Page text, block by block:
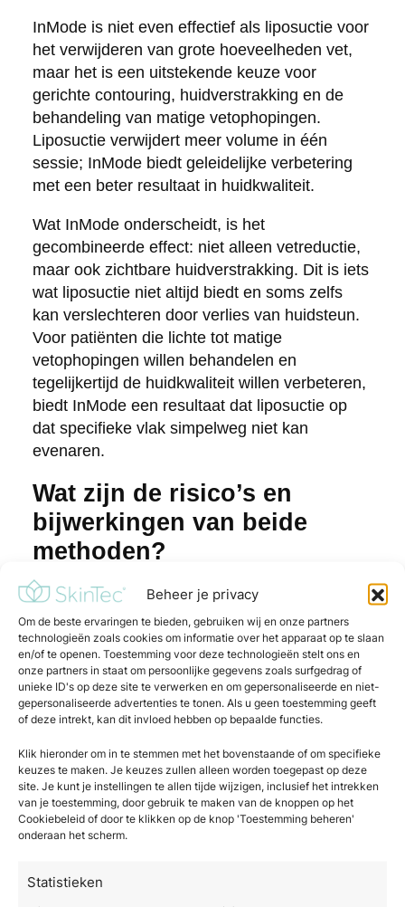
Beheer je privacy
Om de beste ervaringen te bieden, gebruiken wij en onze partners
technologieën zoals cookies om informatie over het apparaat op te slaan
en/of te openen. Toestemming voor deze technologieën stelt ons en
onze partners in staat om persoonlijke gegevens zoals surfgedrag of
unieke ID's op deze site te verwerken en om gepersonaliseerde en niet-
gepersonaliseerde advertenties te tonen. Als u geen toestemming geeft
of deze intrekt, kan dit invloed hebben op bepaalde functies.
Klik hieronder om in te stemmen met het bovenstaande of om specifieke
keuzes te maken. Je keuzes zullen alleen worden toegepast op deze
site. Je kunt je instellingen te allen tijde wijzigen, inclusief het intrekken
van je toestemming, door gebruik te maken van de knoppen op het
Cookiebeleid of door te klikken op de knop 'Toestemming beheren'
onderaan het scherm.
Statistieken
InMode is niet even effectief als liposuctie voor
het verwijderen van grote hoeveelheden vet,
maar het is een uitstekende keuze voor
gerichte contouring, huidverstrakking en de
behandeling van matige vetophopingen.
Liposuctie verwijdert meer volume in één
sessie; InMode biedt geleidelijke verbetering
met een beter resultaat in huidkwaliteit.
Wat InMode onderscheidt, is het
gecombineerde effect: niet alleen vetreductie,
maar ook zichtbare huidverstrakking. Dit is iets
wat liposuctie niet altijd biedt en soms zelfs
kan verslechteren door verlies van huidsteun.
Voor patiënten die lichte tot matige
vetophopingen willen behandelen en
tegelijkertijd de huidkwaliteit willen verbeteren,
biedt InMode een resultaat dat liposuctie op
dat specifieke vlak simpelweg niet kan
evenaren.
Wat zijn de risico’s en
bijwerkingen van beide
methoden?
Liposuctie brengt chirurgische risico’s met zich
mee, zoals infectie, bloedingen,
anesthesiecomplicaties, onregelmatigheden in
het vetweefsel en een langdurige
herstelperiode. InMode heeft een aanzienlijk
lager risicoprofiel: de meest voorkomende
bijwerkingen zijn tijdelijke roodheid, zwelling en
een licht gevoel van warmte of gevoeligheid in
het behandelde gebied.
Bij minimaal invasieve InMode-behandelingen
zoals BodyTite bestaat een klein risico op
dit komt zelden voor bij correct gebruik door
getrainde professionals. Juist dit gunstige